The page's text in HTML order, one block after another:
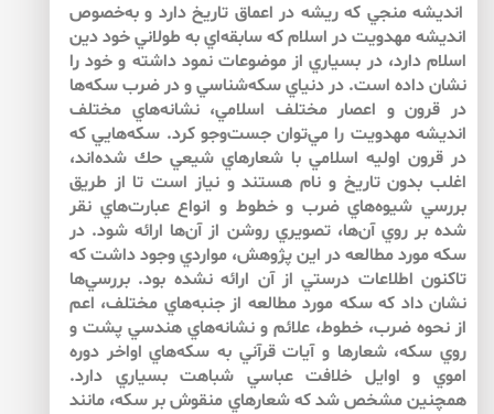
انديشه منجي كه ريشه در اعماق تاريخ دارد و به‌خصوص
انديشه مهدويت در اسلام كه سابقه‌اي به طولاني خود دين
اسلام دارد، در بسياري از موضوعات نمود داشته و خود را
نشان داده است. در دنياي سكه‌شناسي و در ضرب سكه‌ها
در قرون و اعصار مختلف اسلامي، نشانه‌هاي مختلف
انديشه مهدويت را مي‌توان جست‌وجو كرد. سكه‌هايي كه
در قرون اوليه اسلامي با شعارهاي شيعي حك ‌شده‌اند،
اغلب بدون تاريخ و نام هستند و نياز است تا از طريق
بررسي شيوه‌هاي ضرب و خطوط و انواع عبارت‌هاي نقر
شده بر روي آن‌ها، تصويري روشن از آن‌ها ارائه شود. در
سكه مورد مطالعه در اين پژوهش، مواردي وجود داشت كه
تاكنون اطلاعات درستي از آن ارائه نشده بود. بررسي‌ها
نشان داد كه سكه مورد مطالعه از جنبه‌هاي مختلف، اعم
از نحوه ضرب، خطوط، علائم و نشانه‌هاي هندسي پشت و
روي سكه، شعارها و آيات قرآني به سكه‌هاي اواخر دوره
اموي و اوايل خلافت عباسي شباهت بسياري دارد.
همچنين مشخص شد كه شعارهاي منقوش بر سكه، مانند